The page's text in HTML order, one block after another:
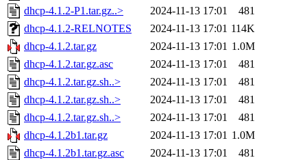
dhcp-4.1.2-P1.tar.gz..>
2024-11-13 17:01
481
dhcp-4.1.2-RELNOTES
2024-11-13 17:01 114K
dhcp-4.1.2.tar.gz
2024-11-13 17:01 1.0M
dhcp-4.1.2.tar.gz.asc
2024-11-13 17:01
481
dhcp-4.1.2.tar.gz.sh..>
2024-11-13 17:01
481
dhcp-4.1.2.tar.gz.sh..>
2024-11-13 17:01
481
dhcp-4.1.2.tar.gz.sh..>
2024-11-13 17:01
481
dhcp-4.1.2b1.tar.gz
2024-11-13 17:01 1.0M
dhcp-4.1.2b1.tar.gz.asc
2024-11-13 17:01
481